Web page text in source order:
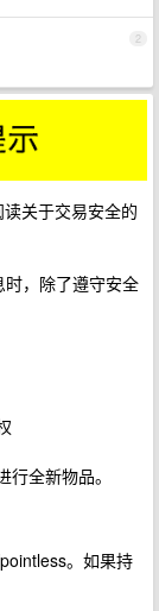
2
关于交易安全的
，除了遵守安全
全新物品。
。如果持